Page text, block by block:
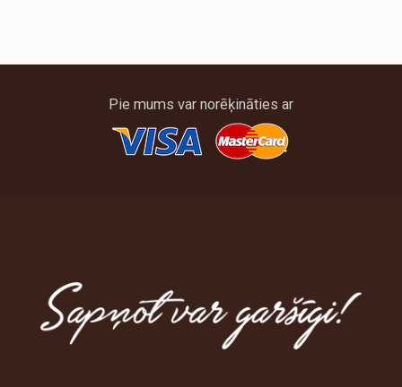
Pie mums var norēķināties ar